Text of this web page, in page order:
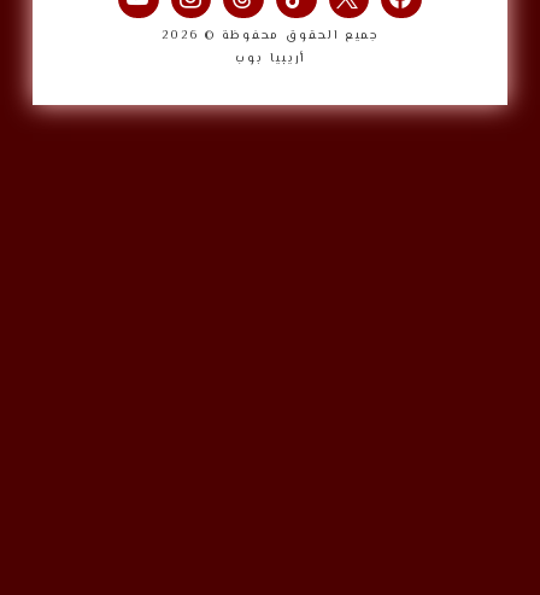
جميع الحقوق محفوظة © 2026
أريبيا بوب